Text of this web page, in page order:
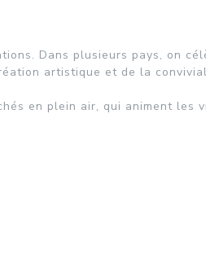
Dans plusieurs pays, on
artistique et de la
en plein air, qui animent les